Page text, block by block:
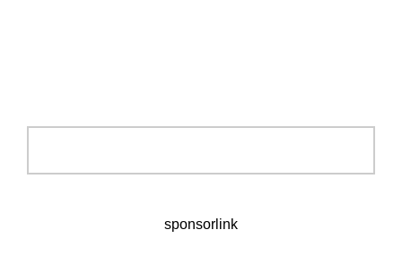
sponsorlink